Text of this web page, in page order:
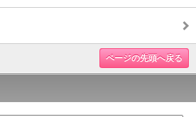
ページの先頭へ戻る